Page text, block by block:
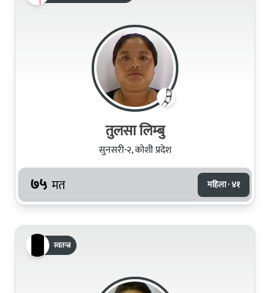
तुलसा लिम्बु
सुनसरी-२, कोशी प्रदेश
७५ मत महिला · ४१
स्वतन्त्र